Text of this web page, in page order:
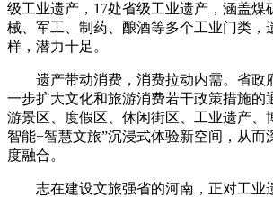
级工业遗产，17处省级工业遗产，涵盖煤
械、军工、制药、酿酒等多个工业门类，
样，潜力十足。
遗产带动消费，消费拉动内需。省政
一步扩大文化和旅游消费若干政策措施的
游景区、度假区、休闲街区、工业遗产、
智能+智慧文旅”沉浸式体验新空间，从而
度融合。
志在建设文旅强省的河南，正对工业